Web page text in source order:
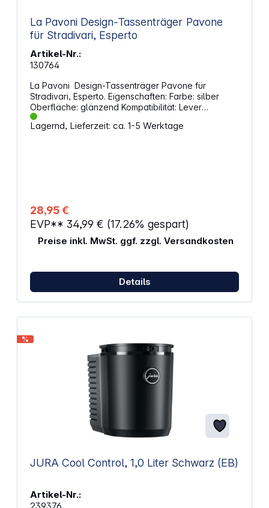
La Pavoni Design-Tassenträger Pavone
für Stradivari, Esperto
Artikel-Nr.:
130764
La Pavoni Design-Tassenträger Pavone für
Stradivari, Esperto. Eigenschaften: Farbe: silber
Oberfläche: glänzend Kompatibilität: Lever
Maschine
Lagernd, Lieferzeit: ca. 1-5 Werktage
28,95 €
EVP** 34,99 € (17.26% gespart)
Preise inkl. MwSt. ggf. zzgl. Versandkosten
Details
%
JURA Cool Control, 1,0 Liter Schwarz (EB)
Artikel-Nr.:
239376